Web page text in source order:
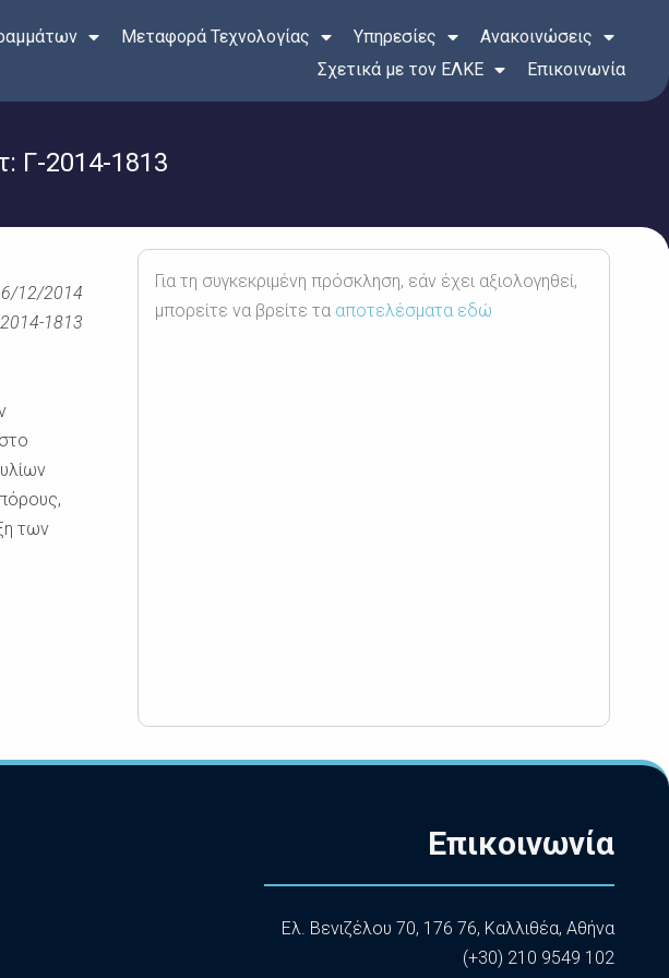
Μεταφορά Τεχνολογίας Υπηρεσίες
Ανακοινώσεις
Σχετικά με τον ΕΛΚΕ
Επικοινωνία
Γ-2014-1813
12/2014
1813
των
Για τη συγκεκριμένη πρόσκληση, εάν έχει αξιολογηθεί,
μπορείτε να βρείτε τα αποτελέσματα εδώ
Επικοινωνία
Ελ. Βενιζέλου 70, 176 76, Καλλιθέα, Αθήνα
(+30) 210 9549 102